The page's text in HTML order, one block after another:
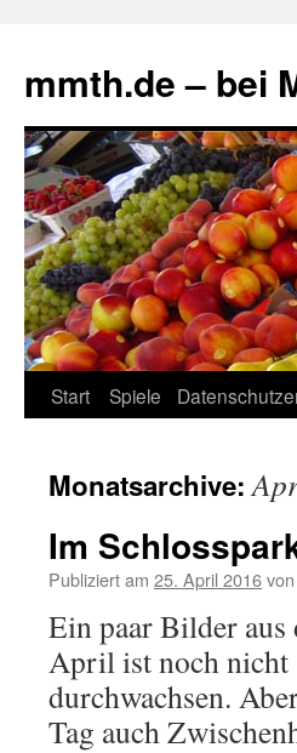
mmth.de – bei
Start Spiele
Monatsarchive:
Im
Publiziert am 25. April 2016von
Ein paar Bilder
April ist noch nicht
durchwachsen.
Tag auch